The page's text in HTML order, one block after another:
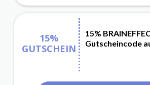
15%
GUTSCHEIN
15%
Gutscheincode